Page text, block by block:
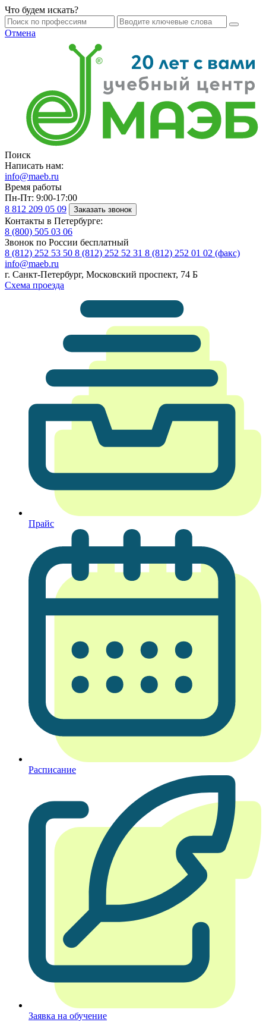
Что будем искать?
Отмена
Поиск
Написать нам:
info@maeb.ru
Время работы
Пн-Пт: 9:00-17:00
8 812 209 05 09 Заказать звонок
Контакты в Петербурге:
8 (800) 505 03 06
Звонок по России бесплатный
8 (812) 252 53 50 8 (812) 252 52 31 8 (812) 252 01 02 (факс)
info@maeb.ru
г. Санкт-Петербург, Московский проспект, 74 Б
Схема проезда
Прайс
Расписание
Заявка на обучение